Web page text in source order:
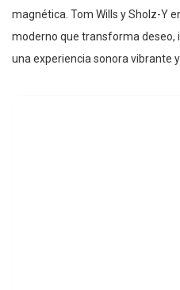
magnética. Tom Wills y Sholz-Y
moderno que transforma deseo,
una experiencia sonora vibrante